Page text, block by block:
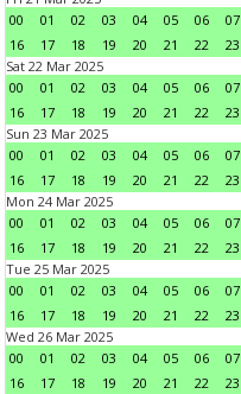
00
01 02 03 04 05 06 07
16
17 18 19 20 21 22
23
Sat 22 Mar 2025
00
01 02 03 04 05 06 07
16
17 18 19 20 21 22
23
Sun 23 Mar 2025
00
01 02 03 04 05 06 07
16
17 18 19 20 21 22
23
Mon 24 Mar 2025
00
01 02 03 04 05 06 07
16
17 18 19 20 21 22
23
Tue 25 Mar 2025
00
01 02 03 04 05 06 07
16
17 18 19 20 21 22
23
Wed 26 Mar 2025
00
01 02 03 04 05 06 07
16
17 18 19 20 21 22
23